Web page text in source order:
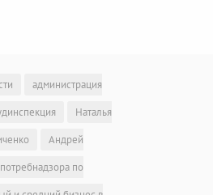
администрация
Наталья
Андрей
по